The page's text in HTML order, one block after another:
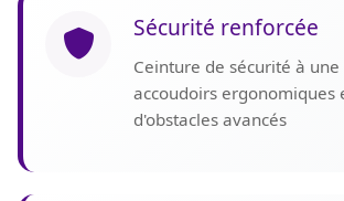
Sécurité renforcée
Ceinture de sécurité à une
accoudoirs ergonomiques
d'obstacles avancés